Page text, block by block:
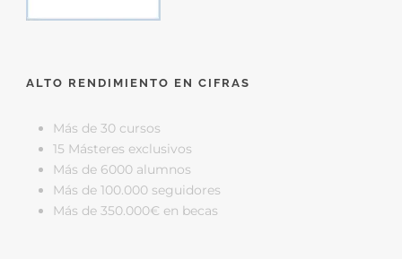
ALTO RENDIMIENTO EN CIFRAS
Más de 30 cursos
15 Másteres exclusivos
Más de 6000 alumnos
Más de 100.000 seguidores
Más de 350.000€ en becas